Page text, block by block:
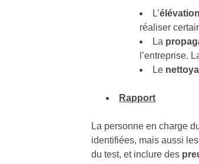
L’
réaliser
La
l’entreprise.
Le
Rapport
La personne en charge
identifiées, mais aussi
du test, et inclure des